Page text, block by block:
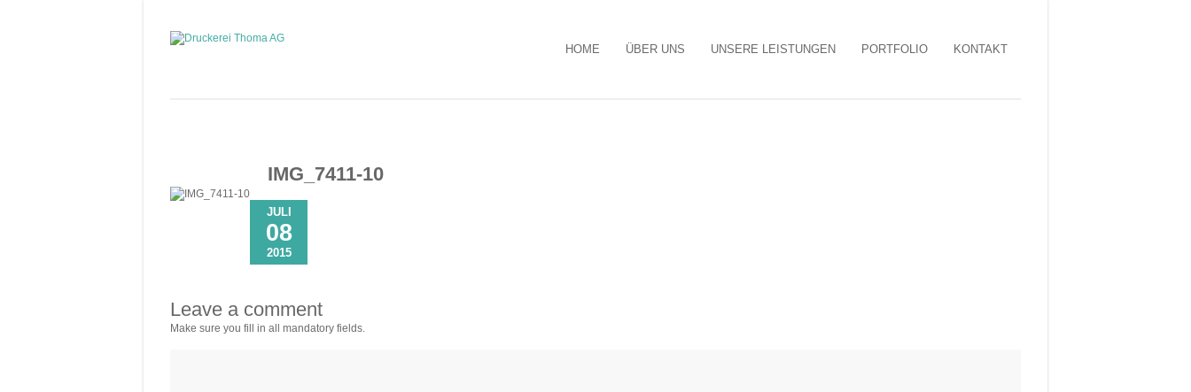
HOME ÜBER UNS UNSERE LEISTUNGEN PORTFOLIO KONTAKT
IMG_7411-10
JULI
08
2015
Leave a comment
Make sure you fill in all mandatory fields.